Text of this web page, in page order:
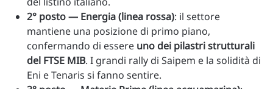
2° posto — Energia (linea rossa): il settore
mantiene una posizione di primo piano,
confermando di essere uno dei pilastri strutturali
del FTSE MIB. I grandi rally di Saipem e la solidità di
Eni e Tenaris si fanno sentire.